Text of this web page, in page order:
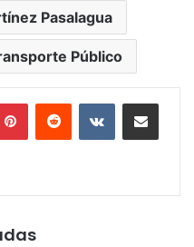
Pasalagua
Público
PinterestReddit VKontakteCompartir por